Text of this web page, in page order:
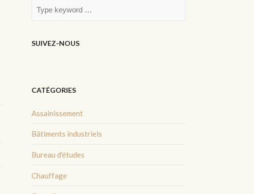
SUIVEZ-NOUS
CATÉGORIES
Assainissement
Bâtiments industriels
Bureau d'études
Chauffage